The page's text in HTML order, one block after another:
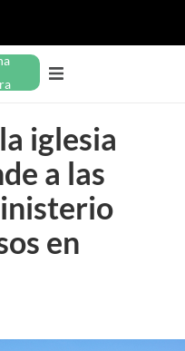
iglesia
a las
en